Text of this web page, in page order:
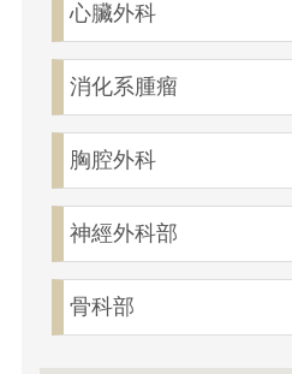
心臟外科
消化系腫瘤
胸腔外科
神經外科部
骨科部